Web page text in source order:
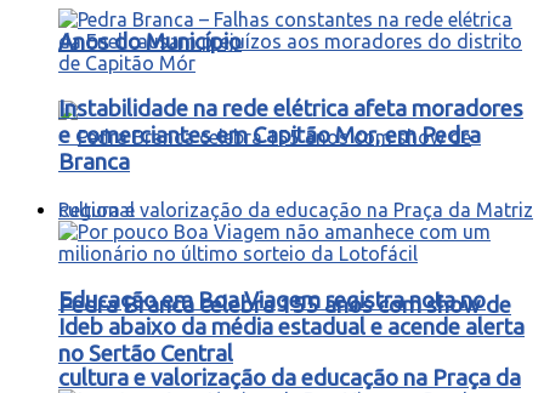
Anos do Município
Pedra Branca celebra 155 anos com show de
cultura e valorização da educação na Praça da
Instabilidade na rede elétrica afeta moradores
e comerciantes em Capitão Mor, em Pedra
Branca
Regional
Educação em Boa Viagem registra nota no
Ideb abaixo da média estadual e acende alerta
no Sertão Central